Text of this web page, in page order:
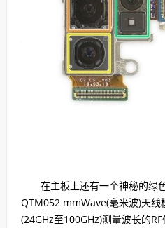
在主板上还有一个神秘的绿
QTM052 mmWave(毫米波)天线
(24GHz至100GHz)测量波长的